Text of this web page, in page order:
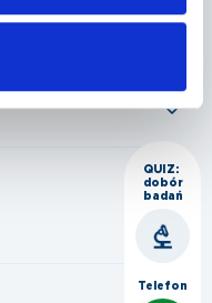
QUIZ:
dobór
badań
Telefon